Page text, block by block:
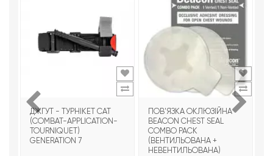
ДЖГУТ - ТУРНІКЕТ CAT
(COMBAT-APPLICATION-
TOURNIQUET)
GENERATION 7
ПОВ'ЯЗКА ОКЛЮЗІЙНА
BEACON CHEST SEAL
COMBO PACK
(ВЕНТИЛЬОВАНА +
НЕВЕНТИЛЬОВАНА)